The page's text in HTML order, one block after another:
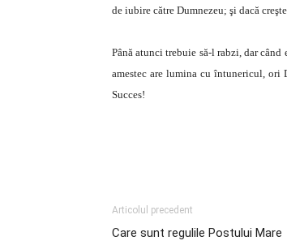
de iubire către Dumnezeu; şi dacă
Până atunci trebuie să-l rabzi, dar
amestec are lumina cu întunericul, ori
Succes!
Articolul precedent
Care sunt regulile Postului Mare